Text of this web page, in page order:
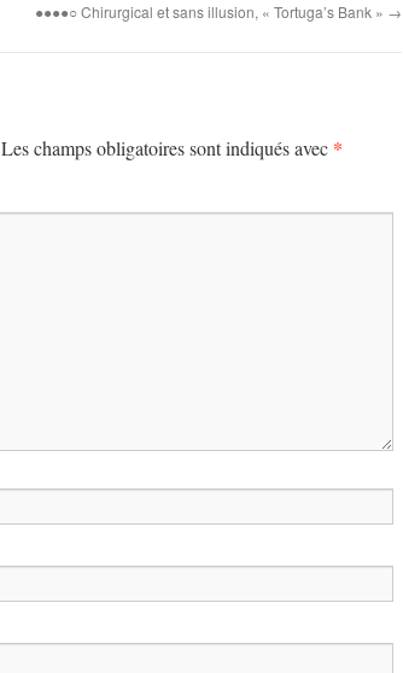
●●●●○ Chirurgical et sans illusion, « Tortuga’s Bank » →
Les champs obligatoires sont indiqués avec *